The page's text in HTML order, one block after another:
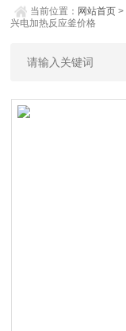
当前位置： 网站首页 >
兴电加热反应釜价格